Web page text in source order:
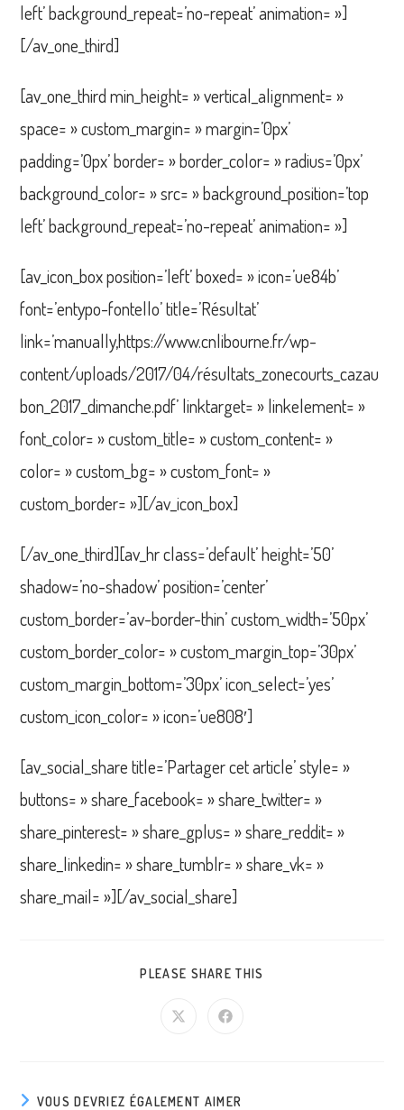
left’ background_repeat=’no-repeat’ animation= »]
[/av_one_third]
[av_one_third min_height= » vertical_alignment= »
space= » custom_margin= » margin=’0px’
padding=’0px’ border= » border_color= » radius=’0px’
background_color= » src= » background_position=’top
left’ background_repeat=’no-repeat’ animation= »]
[av_icon_box position=’left’ boxed= » icon=’ue84b’
font=’entypo-fontello’ title=’Résultat’
link=’manually,https://www.cnlibourne.fr/wp-
content/uploads/2017/04/résultats_zonecourts_cazau
bon_2017_dimanche.pdf’ linktarget= » linkelement= »
font_color= » custom_title= » custom_content= »
color= » custom_bg= » custom_font= »
custom_border= »][/av_icon_box]
[/av_one_third][av_hr class=’default’ height=’50’
shadow=’no-shadow’ position=’center’
custom_border=’av-border-thin’ custom_width=’50px’
custom_border_color= » custom_margin_top=’30px’
custom_margin_bottom=’30px’ icon_select=’yes’
custom_icon_color= » icon=’ue808′]
[av_social_share title=’Partager cet article’ style= »
buttons= » share_facebook= » share_twitter= »
share_pinterest= » share_gplus= » share_reddit= »
share_linkedin= » share_tumblr= » share_vk= »
share_mail= »][/av_social_share]
PLEASE SHARE THIS
Ouvrir
Ouvrir
VOUS DEVRIEZ ÉGALEMENT AIMER